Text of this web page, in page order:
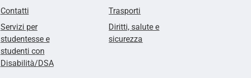
Contatti
Servizi per
studentesse e
studenti con
Disabilità/DSA
Trasporti
Diritti, salute e
sicurezza